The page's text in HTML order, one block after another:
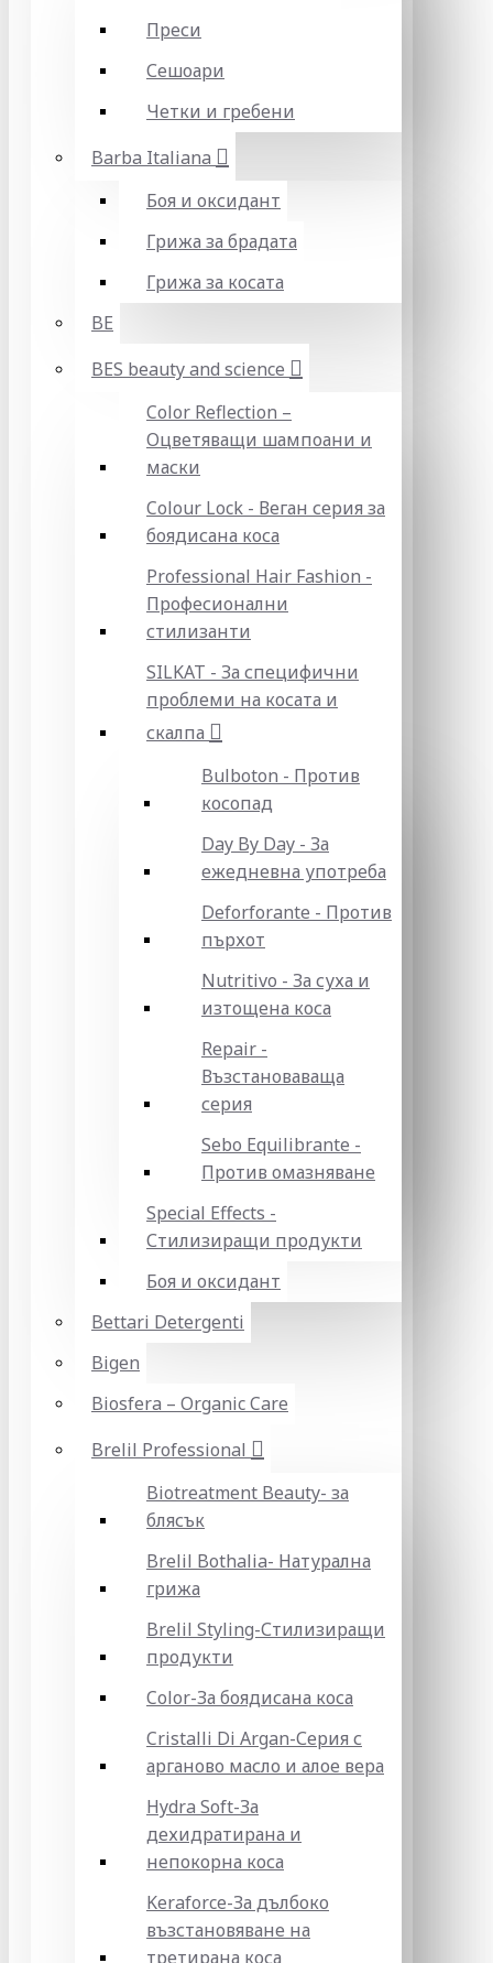
Преси
Сешоари
Четки и гребени
Barba Italiana
Боя и оксидант
Грижа за брадата
Грижа за косата
BE
BES beauty and science
Color Reflection –
Оцветяващи шампоани и
маски
Colour Lock - Веган серия за
боядисана коса
Professional Hair Fashion -
Професионални
стилизанти
SILKAT - За специфични
проблеми на косата и
скалпа
Bulboton - Против
косопад
Day By Day - За
ежедневна употреба
Deforforante - Против
пърхот
Nutritivo - За суха и
изтощена коса
Repair -
Възстановаваща
серия
Sebo Equilibrante -
Против омазняване
Special Effects -
Стилизиращи продукти
Боя и оксидант
Bettari Detergenti
Bigen
Biosfera – Organic Care
Brelil Professional
Biotreatment Beauty- за
блясък
Brelil Bothalia- Натурална
грижа
Brelil Styling-Стилизиращи
продукти
Color-За боядисана коса
Cristalli Di Argan-Серия с
арганово масло и алое вера
Hydra Soft-За
дехидратирана и
непокорна коса
Keraforce-За дълбоко
възстановяване на
третирана коса